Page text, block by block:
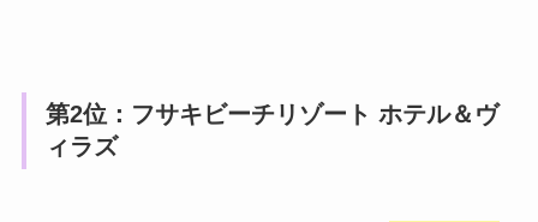
第2位：フサキビーチリゾート ホテル＆ヴ
ィラズ